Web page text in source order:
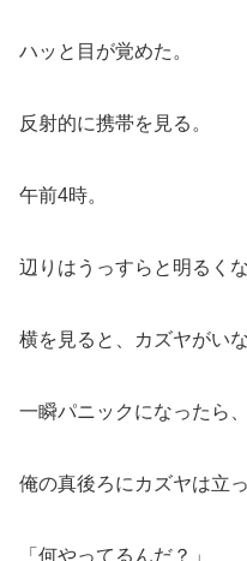
ハッと目が覚めた。
反射的に携帯を見る。
午前4時。
辺りはうっすらと明るく
横を見ると、カズヤがいな
一瞬パニックになったら、
俺の真後ろにカズヤは立っ
「何やってるんだ？」